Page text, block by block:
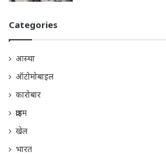
Categories
आस्था
ऑटोमोबाइल
कारोबार
क्राइम
खेल
भारत